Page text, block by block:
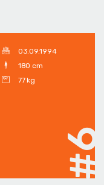
03.09.1994
180 cm
77 kg